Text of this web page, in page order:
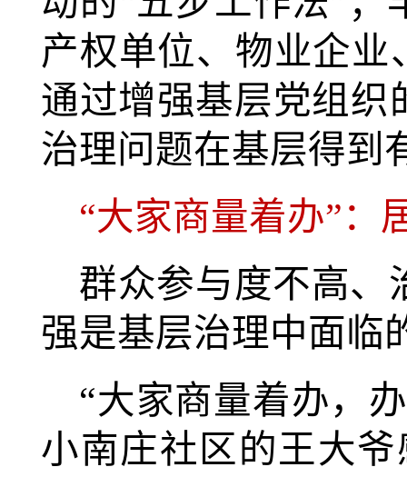
产权单位、物业企
通过增强基层党组织
治理问题在基层得到
“大家商量着办”：
群众参与度不高、
强是基层治理中面临
“大家商量着办，
小南庄社区的王大